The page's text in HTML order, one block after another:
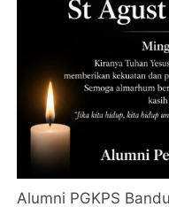
Alumni PGKPS